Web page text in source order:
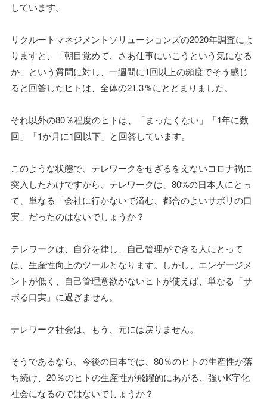
しています。
リクルートマネジメントソリューションズの2020年調査によ
りますと、「朝目覚めて、さあ仕事にいこうという気になる
か」という質問に対し、一週間に1回以上の頻度でそう感じ
ると回答したヒトは、全体の21.3％にとどまりました。
それ以外の80％程度のヒトは、「まったくない」「1年に数
回」「1か月に1回以下」と回答しています。
このような状態で、テレワークをせざるをえないコロナ禍に
突入したわけですから、テレワークは、80%の日本人にとっ
て、単なる「会社に行かないで済む、都合のよいサボリの口
実」だったのはないでしょうか？
テレワークは、自分を律し、自己管理ができる人にとって
は、生産性向上のツールとなります。しかし、エンゲージメ
ントが低く、自己管理意欲がないヒトが使えば、単なる「サ
ボる口実」に過ぎません。
テレワーク社会は、もう、元には戻りません。
そうであるなら、今後の日本では、80％のヒトの生産性が落
ち続け、20％のヒトの生産性が飛躍的にあがる、強いK字化
社会になるのではないでしょうか？